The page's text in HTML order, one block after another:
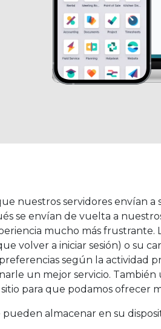
nuestros servidores envían
se envían de vuelta a
mucho más frustrante.
volver a iniciar sesión) o su
según la actividad
un mejor servicio.
para que podamos ofrecer
almacenar en su